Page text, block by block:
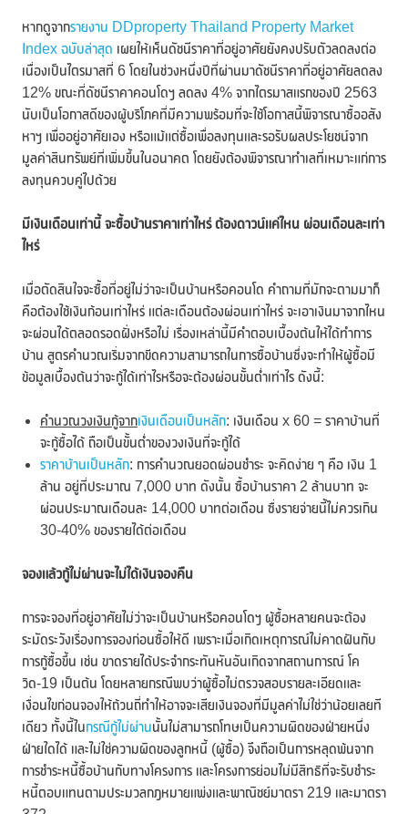
หากดูจากรายงาน DDproperty Thailand Property Market
Index ฉบับล่าสุด เผยให้เห็นดัชนีราคาที่อยู่อาศัยยังคงปรับตัวลดลงต่อ
เนื่องเป็นไตรมาสที่ 6 โดยในช่วงหนึ่งปีที่ผ่านมาดัชนีราคาที่อยู่อาศัยลดลง
12% ขณะที่ดัชนีราคาคอนโดฯ ลดลง 4% จากไตรมาสแรกของปี 2563
นับเป็นโอกาสดีของผู้บริโภคที่มีความพร้อมที่จะใช้โอกาสนี้พิจารณาซื้ออสัง
หาฯ เพื่ออยู่อาศัยเอง หรือแม้แต่ซื้อเพื่อลงทุนและรอรับผลประโยชน์จาก
มูลค่าสินทรัพย์ที่เพิ่มขึ้นในอนาคต โดยยังต้องพิจารณาทำเลที่เหมาะแก่การ
ลงทุนควบคู่ไปด้วย
มีเงินเดือนเท่านี้ จะซื้อบ้านราคาเท่าไหร่ ต้องดาวน์แค่ไหน ผ่อนเดือนละเท่า
ไหร่
เมื่อตัดสินใจจะซื้อที่อยู่ไม่ว่าจะเป็นบ้านหรือคอนโด คำถามที่มักจะตามมาก็
คือต้องใช้เงินก้อนเท่าไหร่ แต่ละเดือนต้องผ่อนเท่าไหร่ จะเอาเงินมาจากไหน
จะผ่อนได้ตลอดรอดฝั่งหรือไม่ เรื่องเหล่านี้มีคำตอบเบื้องต้นให้ได้ทำการ
บ้าน สูตรคำนวณเริ่มจากขีดความสามารถในการซื้อบ้านซึ่งจะทำให้ผู้ซื้อมี
ข้อมูลเบื้องต้นว่าจะกู้ได้เท่าไรหรือจะต้องผ่อนขั้นต่ำเท่าไร ดังนี้:
คำนวณวงเงินกู้จากเงินเดือนเป็นหลัก: เงินเดือน x 60 = ราคาบ้านที่
จะกู้ซื้อได้ ถือเป็นขั้นต่ำของวงเงินที่จะกู้ได้
ราคาบ้านเป็นหลัก: การคำนวณยอดผ่อนชำระ จะคิดง่าย ๆ คือ เงิน 1
ล้าน อยู่ที่ประมาณ 7,000 บาท ดังนั้น ซื้อบ้านราคา 2 ล้านบาท จะ
ผ่อนประมาณเดือนละ 14,000 บาทต่อเดือน ซื่งรายจ่ายนี้ไม่ควรเกิน
30-40% ของรายได้ต่อเดือน
จองแล้วกู้ไม่ผ่านจะไม่ได้เงินจองคืน
การจะจองที่อยู่อาศัยไม่ว่าจะเป็นบ้านหรือคอนโดฯ ผู้ซื้อหลายคนจะต้อง
ระมัดระวังเรื่องการจองก่อนซื้อให้ดี เพราะเมื่อเกิดเหตุการณ์ไม่คาดฝันกับ
การกู้ซื้อขึ้น เช่น ขาดรายได้ประจำกระทันหันอันเกิดจากสถานการณ์ โค
วิด-19 เป็นต้น โดยหลายกรณีพบว่าผู้ซื้อไม่ตรวจสอบรายละเอียดและ
เงื่อนไขก่อนจองให้ถ้วนถี่ทำให้อาจจะเสียเงินจองที่มีมูลค่าไม่ใช่ว่าน้อยเลยที
เดียว ทั้งนี้ในกรณีกู้ไม่ผ่านนั้นไม่สามารถโทษเป็นความผิดของฝ่ายหนึ่ง
ฝ่ายใดได้ และไม่ใช่ความผิดของลูกหนี้ (ผู้ซื้อ) จึงถือเป็นการหลุดพ้นจาก
การชำระหนี้ซื้อบ้านกับทางโครงการ และโครงการย่อมไม่มีสิทธิที่จะรับชำระ
หนี้ตอบแทนตามประมวลกฎหมายแพ่งและพาณิชย์มาตรา 219 และมาตรา